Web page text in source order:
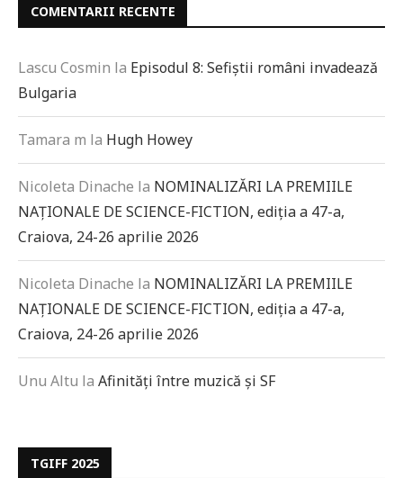
COMENTARII RECENTE
Lascu Cosmin la Episodul 8: Sefiștii români invadează
Bulgaria
Tamara m la Hugh Howey
Nicoleta Dinache la NOMINALIZĂRI LA PREMIILE
NAȚIONALE DE SCIENCE-FICTION, ediția a 47-a,
Craiova, 24-26 aprilie 2026
Nicoleta Dinache la NOMINALIZĂRI LA PREMIILE
NAȚIONALE DE SCIENCE-FICTION, ediția a 47-a,
Craiova, 24-26 aprilie 2026
Unu Altu la Afinități între muzică și SF
TGIFF 2025